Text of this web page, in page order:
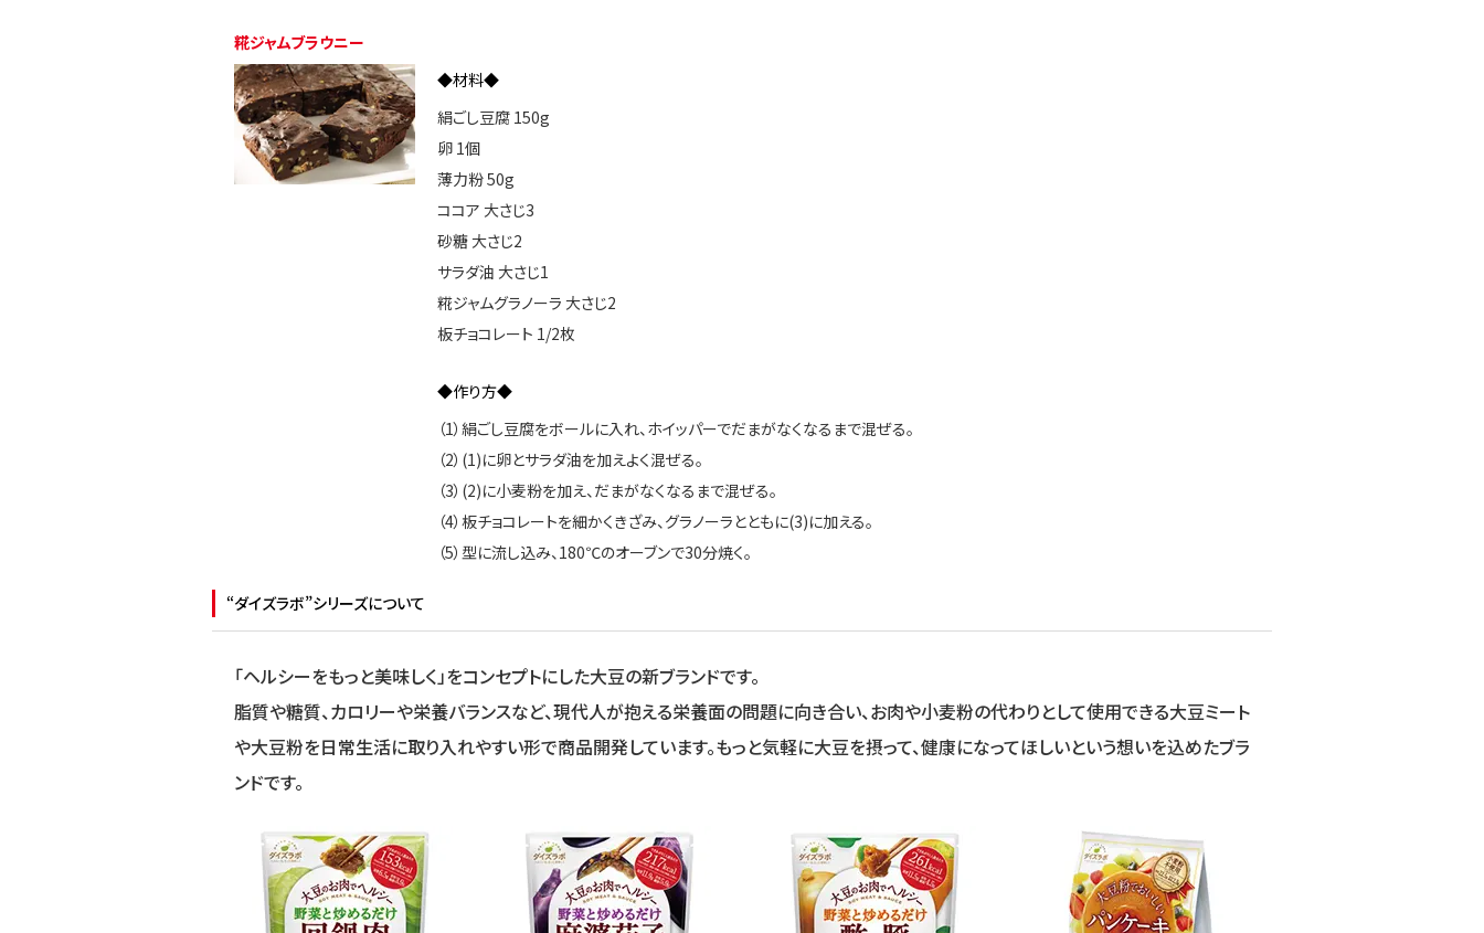
糀ジャムブラウニー
◆材料◆
絹ごし豆腐 150g
卵 1個
薄力粉 50g
ココア 大さじ3
砂糖 大さじ2
サラダ油 大さじ1
糀ジャムグラノーラ 大さじ2
板チョコレート 1/2枚
◆作り方◆
（1）絹ごし豆腐をボールに入れ、ホイッパーでだまがなくなるまで混ぜる。
（2）(1)に卵とサラダ油を加えよく混ぜる。
（3）(2)に小麦粉を加え、だまがなくなるまで混ぜる。
（4）板チョコレートを細かくきざみ、グラノーラとともに(3)に加える。
（5）型に流し込み、180℃のオーブンで30分焼く。
“ダイズラボ”シリーズについて
「ヘルシーをもっと美味しく」をコンセプトにした大豆の新ブランドです。
脂質や糖質、カロリーや栄養バランスなど、現代人が抱える栄養面の問題に向き合い、お肉や小麦粉の代わりとして使用できる大豆ミート
や大豆粉を日常生活に取り入れやすい形で商品開発しています。もっと気軽に大豆を摂って、健康になってほしいという想いを込めたブラ
ンドです。